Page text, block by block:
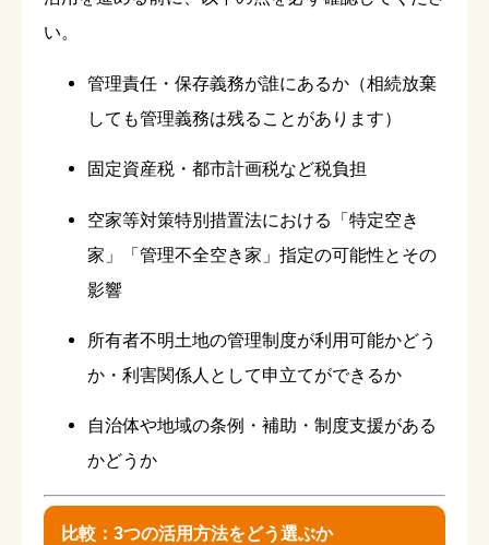
い。
管理責任・保存義務が誰にあるか（相続放棄
しても管理義務は残ることがあります）
固定資産税・都市計画税など税負担
空家等対策特別措置法における「特定空き
家」「管理不全空き家」指定の可能性とその
影響
所有者不明土地の管理制度が利用可能かどう
か・利害関係人として申立てができるか
自治体や地域の条例・補助・制度支援がある
かどうか
比較：3つの活用方法をどう選ぶか